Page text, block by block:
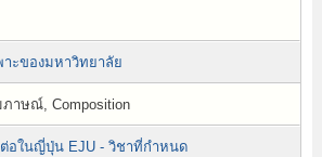
ะของมหาวิทยาลัย
ภาษณ์, Composition
ต่อในญี่ปุ่น EJU - วิชาที่กำหนด